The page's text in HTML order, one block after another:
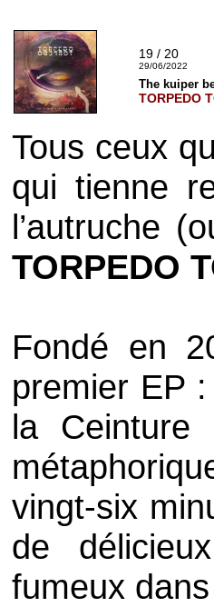
19 / 20
29/06/2022
The kuiper
TORPEDO
Tous ceux
qui tienne
l’autruche
TORPEDO
Fondé en
premier EP :
la Ceinture
vingt-six
de
fumeux